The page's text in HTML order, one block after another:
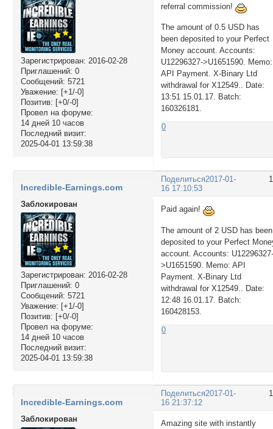
Зарегистрирован: 2016-02-28
Приглашений: 0
Сообщений: 5721
Уважение: [+1/-0]
Позитив: [+0/-0]
Провел на форуме:
14 дней 10 часов
Последний визит:
2025-04-01 13:59:38
referral commission!
The amount of 0.5 USD has
been deposited to your Perfect
Money account. Accounts:
U12296327->U1651590. Memo:
API Payment. X-Binary Ltd
withdrawal for X12549.. Date:
13:51 15.01.17. Batch:
160326181.
0
Поделиться2017-01-
16 17:10:53
Incredible-Earnings.com
Заблокирован
Зарегистрирован: 2016-02-28
Приглашений: 0
Сообщений: 5721
Уважение: [+1/-0]
Позитив: [+0/-0]
Провел на форуме:
14 дней 10 часов
Последний визит:
2025-04-01 13:59:38
Paid again!
The amount of 2 USD has been
deposited to your Perfect
account. Accounts:
>U1651590. Memo: API
Payment. X-Binary Ltd
withdrawal for X12549.. Date:
12:48 16.01.17. Batch:
160428153.
0
Поделиться2017-01-
16 21:37:12
Incredible-Earnings.com
Заблокирован
Amazing site with instantly